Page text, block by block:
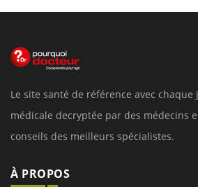
Le site santé de référence avec
médicale decryptée par des médecins
conseils des meilleurs spécialistes.
À PROPOS